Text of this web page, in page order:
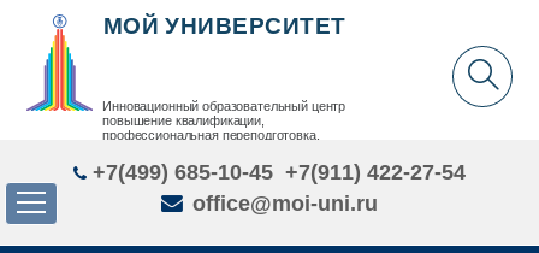
МОЙ УНИВЕРСИТЕТ
Инновационный образовательный центр
повышение квалификации,
профессиональная переподготовка,
+7(499) 685-10-45 +7(911) 422-27-54
office@moi-uni.ru